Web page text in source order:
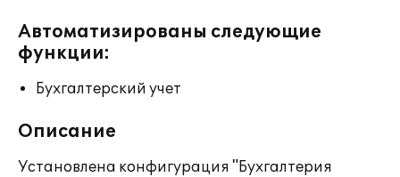
Автоматизированы следующие
функции:
Бухгалтерский учет
Описание
Установлена конфигурация "Бухгалтерия